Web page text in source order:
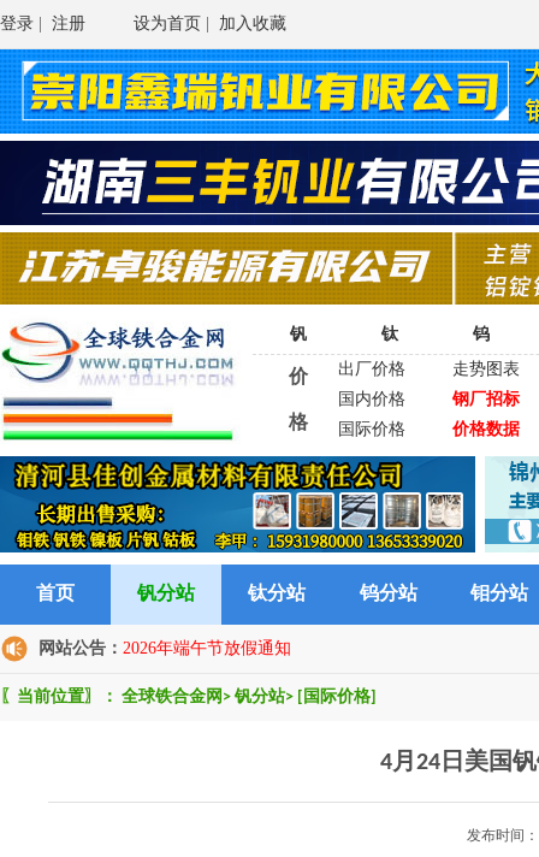
登录 注册 设为首页 加入收藏
钒 钛 钨
价
格
出厂价格
走势图表
国内价格
钢厂招标
国际价格
价格数据
首页 钒分站 钛分站 钨分站 钼分站
网站公告： 2026年端午节放假通知
〖当前位置〗： 全球铁合金网 > 钒分站> [国际价格]
4月24日美国
发布时间